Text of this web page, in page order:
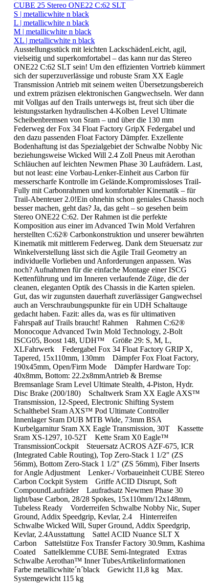
CUBE 25 Stereo ONE22 C:62 SLT
S | metallicwhite n black
L | metallicwhite n black
M | metallicwhite n black
XL | metallicwhite n black
Ausstellungsstück mit leichten LackschädenLeicht, agil,
vielseitig und superkomfortabel – das kann nur das Stereo
ONE22 C:62 SLT sein! Um den effizienten Vortrieb kümmert
sich der superzuverlässige und robuste Sram XX Eagle
Transmission Antrieb mit seinem weiten Übersetzungsbereich
und extrem präzisen elektronischen Gangwechseln. Wer dann
mit Vollgas auf den Trails unterwegs ist, freut sich über die
leistungsstarken hydraulischen 4-Kolben Level Ultimate
Scheibenbremsen von Sram – und über die 130 mm
Federweg der Fox 34 Float Factory GripX Federgabel und
den dazu passenden Float Factory Dämpfer. Exzellente
Bodenhaftung ist das Spezialgebiet der Schwalbe Nobby Nic
beziehungsweise Wicked Will 2.4 Zoll Pneus mit Aerothan
Schläuchen auf leichten Newmen Phase 30 Laufrädern. Last,
but not least: eine Vorbau-Lenker-Einheit aus Carbon für
messerscharfe Kontrolle im Gelände.Kompromissloses Trail-
Fully mit Carbonrahmen und komfortabler Kinematik – für
Trail-Abenteuer 2.0!Ein ohnehin schon geniales Chassis noch
besser machen, geht das? Ja, das geht – so gesehen beim
Stereo ONE22 C:62. Der Rahmen ist die perfekte
Komposition aus einer im Advanced Twin Mold Verfahren
herstellten C:62® Carbonkonstruktion und unserer bewährten
Kinematik mit mittlerem Federweg. Dank dem Steuersatz zur
Winkelverstellung lässt sich die Agile Trail Geometry an
individuelle Vorlieben und Anforderungen anpassen. Was
noch? Aufnahmen für die einfache Montage einer ISCG
Kettenführung und im Inneren verlaufende Züge, die der
cleanen, eleganten Optik des Chassis in die Karten spielen.
Gut, das wir zugunsten dauerhaft zuverlässiger Gangwechsel
auch an Verschraubungspunkte für ein UDH Schaltauge
gedacht haben. Fazit: alles da, was es für ultimativen
Fahrspaß auf Trails braucht! Rahmen Rahmen C:62®
Monocoque Advanced Twin Mold Technology, 2-Bolt
ISCG05, Boost 148, UDH™ Größe 29: S, M, L,
XLFahrwerk Federgabel Fox 34 Float Factory GRIP X,
Tapered, 15x110mm, 130mm Dämpfer Fox Float Factory,
190x45mm, Open/Firm Mode Dämpfer Hardware Top:
40x8mm, Bottom: 22.2x8mmAntrieb & Bremse
Bremsanlage Sram Level Ultimate Stealth, 4-Piston, Hydr.
Disc Brake (200/180) Schaltwerk Sram XX Eagle AXS™
Transmission, 12-Speed, Electronic Shifting System
Schalthebel Sram AXS™ Pod Ultimate Controller
Innenlager Sram DUB MTB Wide, 73mm BSA
Kurbelgarnitur Sram XX Eagle Transmission, 30T Kassette
Sram XS-1297, 10-52T Kette Sram X0 Eagle™
TransmissionCockpit Steuersatz ACROS AZF-675, ICR
(Integrated Cable Routing), Top Zero-Stack 1 1/2" (ZS
56mm), Bottom Zero-Stack 1 1/2" (ZS 56mm), Fiber Inserts
for Angle Adjustment Lenker-/ Vorbaueinheit CUBE Stereo
Carbon Cockpit System Griffe ACID Disrupt, Soft
CompoundLaufräder Laufradsatz Newmen Phase 30
light/base Carbon, 28/28 Spokes, 15x110mm/12x148mm,
Tubeless Ready Vorderreifen Schwalbe Nobby Nic, Super
Ground, Addix Speedgrip, Kevlar, 2.4 Hinterreifen
Schwalbe Wicked Will, Super Ground, Addix Speedgrip,
Kevlar, 2.4Ausstattung Sattel ACID Nuance SLT X
Carbon Sattelstütze Fox Transfer Factory 30.9mm, Kashima
Coated Sattelklemme CUBE Semi-Integrated Extras
Schwalbe Aerothan™ Inner TubesArtikelinformationen
Farbe metallicwhite´n´black Gewicht 11,8 kg Max.
Systemgewicht 115 kg